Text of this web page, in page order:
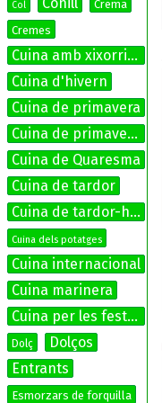
Col
Crema
Cremes
Cuina amb xixorrites
Cuina d'hivern
Cuina de primavera
Cuina de primavera-estiu
Cuina de Quaresma
Cuina de tardor
Cuina de tardor-hivern
Cuina dels potatges
Cuina internacional
Cuina marinera
Cuina per les festes
Dolç
Dolços
Entrants
Esmorzars de forquilla